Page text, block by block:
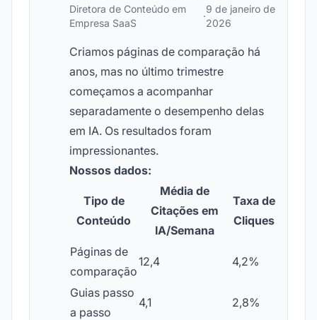
Diretora de Conteúdo em
Empresa SaaS
·
9 de janeiro de
2026
Criamos páginas de comparação há
anos, mas no último trimestre
começamos a acompanhar
separadamente o desempenho delas
em IA. Os resultados foram
impressionantes.
Nossos dados:
Tipo de
Conteúdo
Média de
Citações em
IA/Semana
Taxa de
Cliques
Páginas de
comparação
12,4 4,2%
Guias passo
a passo
4,1 2,8%